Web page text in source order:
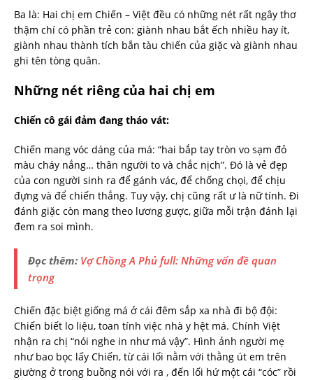
Ba là: Hai chị em Chiến – Việt đều có những nét rất ngây thơ
thậm chí có phần trẻ con: giành nhau bắt ếch nhiều hay ít,
giành nhau thành tích bắn tàu chiến của giặc và giành nhau
ghi tên tòng quân.
Những nét riêng của hai chị em
Chiến cô gái đảm đang tháo vát:
Chiến mang vóc dáng của má: “hai bắp tay tròn vo sạm đỏ
màu cháy nắng… thân người to và chắc nịch”. Đó là vẻ đẹp
của con người sinh ra để gánh vác, để chống chọi, để chịu
đựng và để chiến thắng. Tuy vậy, chị cũng rất ư là nữ tính. Đi
đánh giặc còn mang theo lương gược, giữa mỗi trận đánh lại
đem ra soi mình.
Đọc thêm: Vợ Chồng A Phủ full: Những vấn đề quan
trọng
Chiến đặc biệt giống má ở cái đêm sắp xa nhà đi bộ đội:
Chiến biết lo liệu, toan tính việc nhà y hệt má. Chính Việt
nhận ra chị “nói nghe in như má vậy”. Hình ảnh người mẹ
như bao bọc lấy Chiến, từ cái lối nằm với thằng út em trên
giường ở trong buồng nói với ra , đến lối hứ một cái “cóc” rồi